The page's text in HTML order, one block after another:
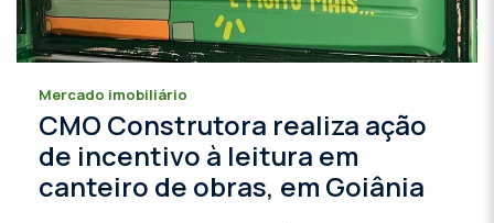
Mercado imobiliário
CMO Construtora realiza ação
de incentivo à leitura em
canteiro de obras, em Goiânia